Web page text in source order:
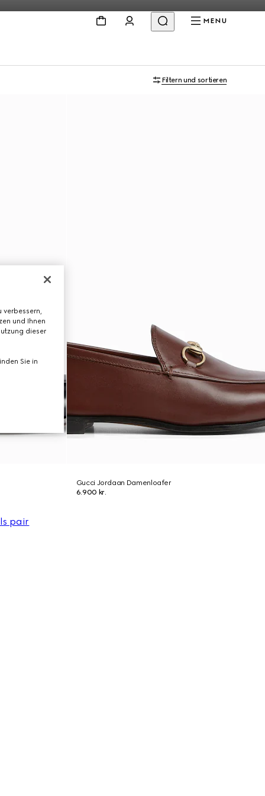
MENU
Filtern und sortieren
Gucci Jordaan Damenloafer
6.900 kr.
und Ihnen
dieser
Sie in